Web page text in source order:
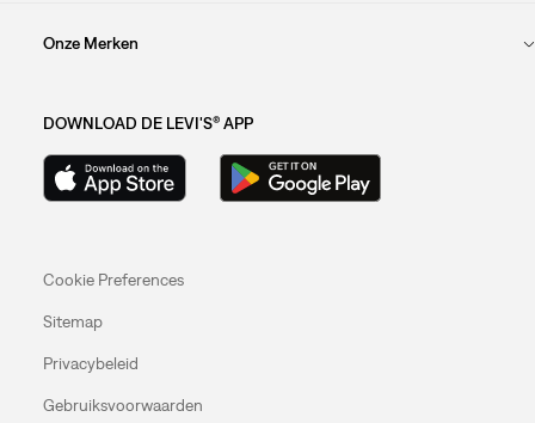
Onze Merken
DOWNLOAD DE LEVI'S® APP
Cookie Preferences
Sitemap
Privacybeleid
Gebruiksvoorwaarden